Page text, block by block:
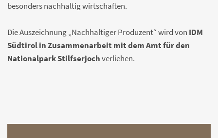
besonders nachhaltig wirtschaften.
Die Auszeichnung „Nachhaltiger Produzent“ wird von IDM
Südtirol in Zusammenarbeit mit dem Amt für den
Nationalpark Stilfserjochverliehen.